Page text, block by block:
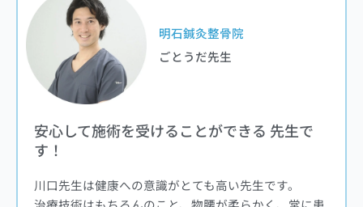
明石鍼灸整骨院
ごとうだ先生
安心して施術を受けることができる 先生で
す！
川口先生は健康への意識がとても高い先生です。